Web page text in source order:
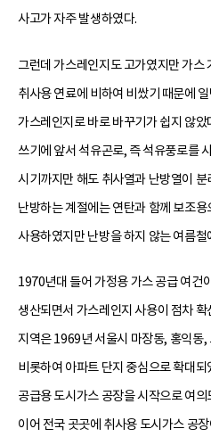
사고가 자주 발생하였다.
그런데 가스레인지도 고가였지만 가스
취사용 연료에 비하여 비쌌기 때문에
가스레인지로 바로 바꾸기가 쉽지 않
쓰기에 앞서 석유곤로, 즉 석유풍로를
시기까지만 해도 취사열과 난방열이
난방하는 계절에는 연탄과 함께 보조용
사용하였지만 난방을 하지 않는 여름
1970년대 들어 가정용 가스 공급 여건
생산되면서 가스레인지 사용이 점차
지역은 1969년 서울시 마장동, 홍익동
비롯하여 아파트 단지 중심으로 확대
공급용 도시가스 공장을 시작으로 여
이어 전국 곳곳에 취사용 도시가스 공